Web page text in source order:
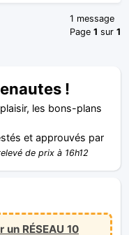
1 message
Page 1 sur 1
!
les bons-plans
et approuvés par
de prix à 16h12
un RÉSEAU 10